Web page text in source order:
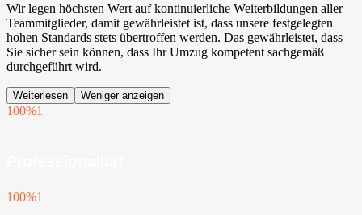
Wir legen höchsten Wert auf kontinuierliche Weiterbildungen aller
Teammitglieder, damit gewährleistet ist, dass unsere festgelegten
hohen Standards stets übertroffen werden. Das gewährleistet, dass
Sie sicher sein können, dass Ihr Umzug kompetent sachgemäß
durchgeführt wird.
Weiterlesen Weniger anzeigen
100%1
100%1